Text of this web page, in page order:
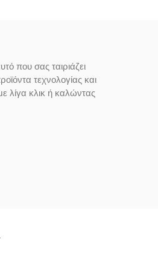
που σας ταιριάζει
τεχνολογίας και
λίγα κλικ ή καλώντας